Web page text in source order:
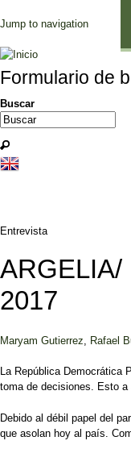
Jump to navigation
Formulario de
Buscar
Entrevista
ARGELIA/
2017
Maryam Gutierrez Rafael
La República Democrática
toma de decisiones. Esto
Debido al débil papel del
que asolan hoy al país.